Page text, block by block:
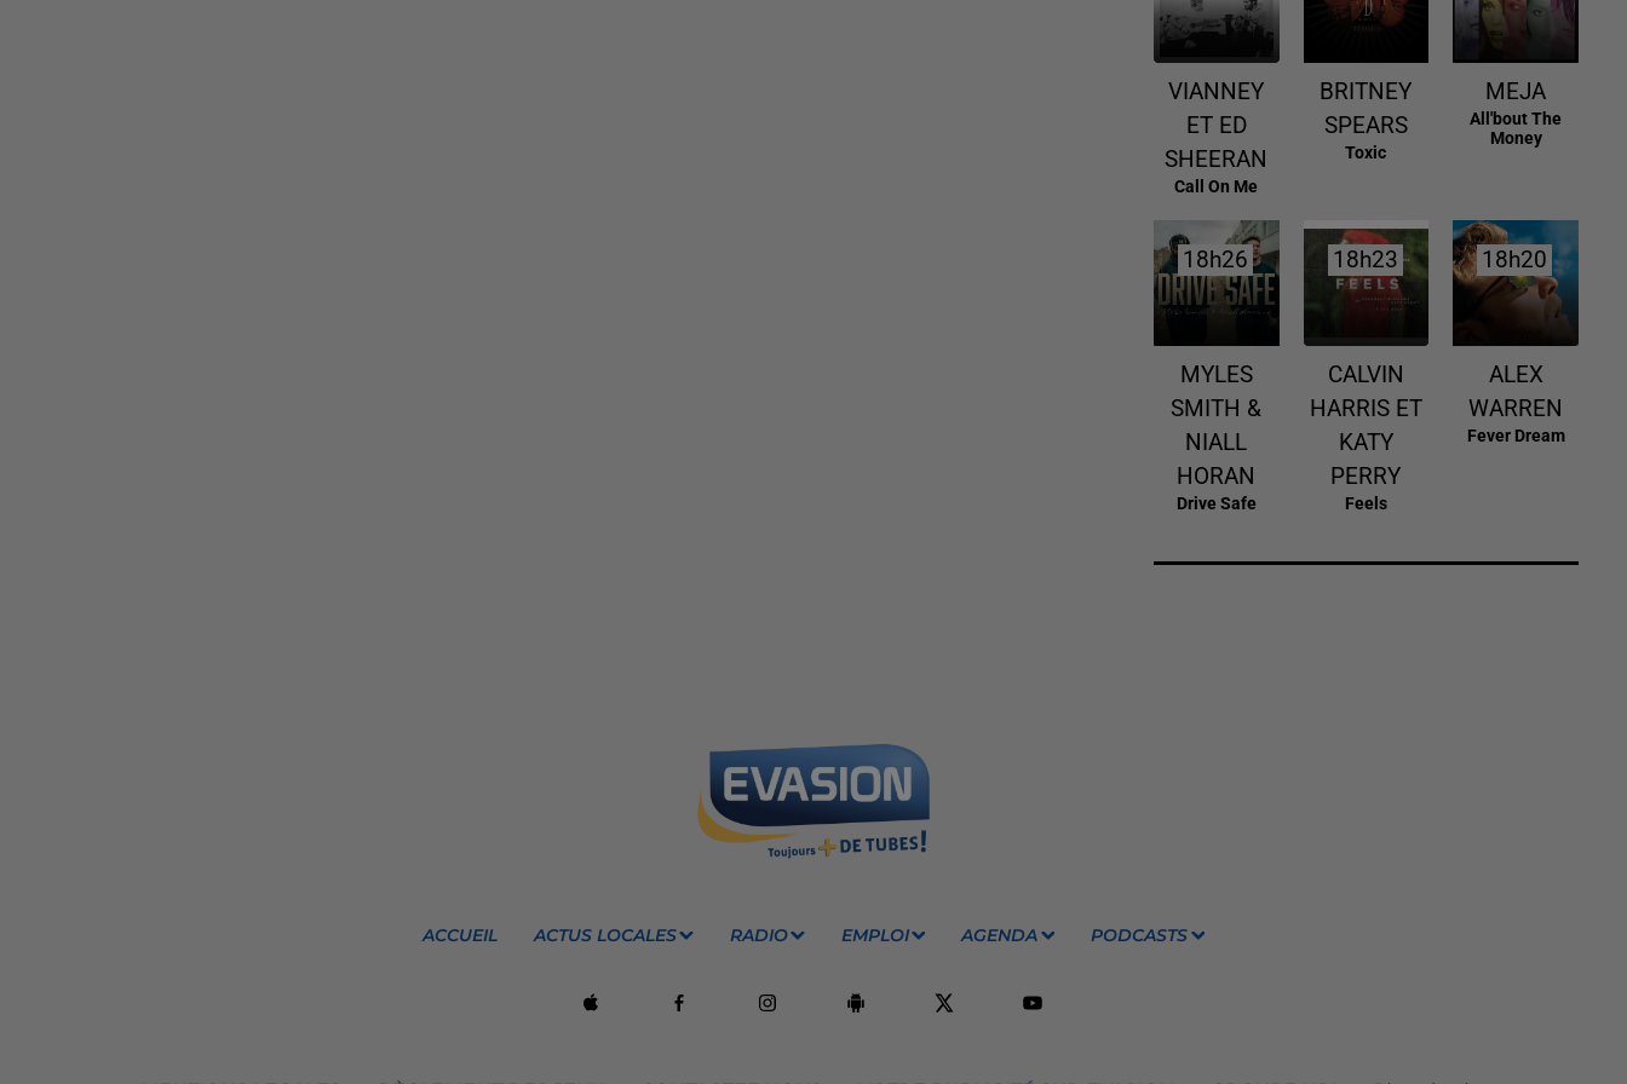
VIANNEY
ET ED
SHEERAN
Call On Me
BRITNEY
SPEARS
Toxic
MEJA
All'bout The
Money
18h26
18h26
MYLES
SMITH &
NIALL
HORAN
Drive Safe
18h23
18h23
CALVIN
HARRIS ET
KATY
PERRY
Feels
18h20
18h20
ALEX
WARREN
Fever Dream
ACCUEIL ACTUS LOCALES RADIO EMPLOI AGENDA PODCASTS